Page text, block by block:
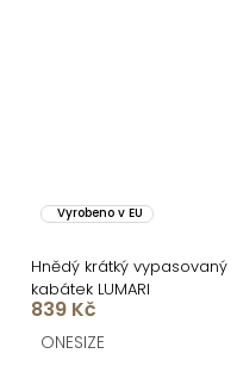
Vyrobeno v EU
Hnědý krátký vypasovaný
kabátek LUMARI
839 Kč
ONESIZE